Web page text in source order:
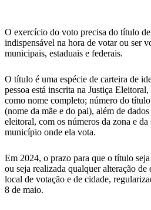
O exercício do voto precisa do título
indispensável na hora de votar ou ser
municipais, estaduais e federais.
O título é uma espécie de carteira de
pessoa está inscrita na Justiça
como nome completo; número do
(nome da mãe e do pai), além de
eleitoral, com os números da zona e
município onde ela vota.
Em 2024, o prazo para que o título
ou seja realizada qualquer alteração
local de votação e de cidade,
8 de maio.